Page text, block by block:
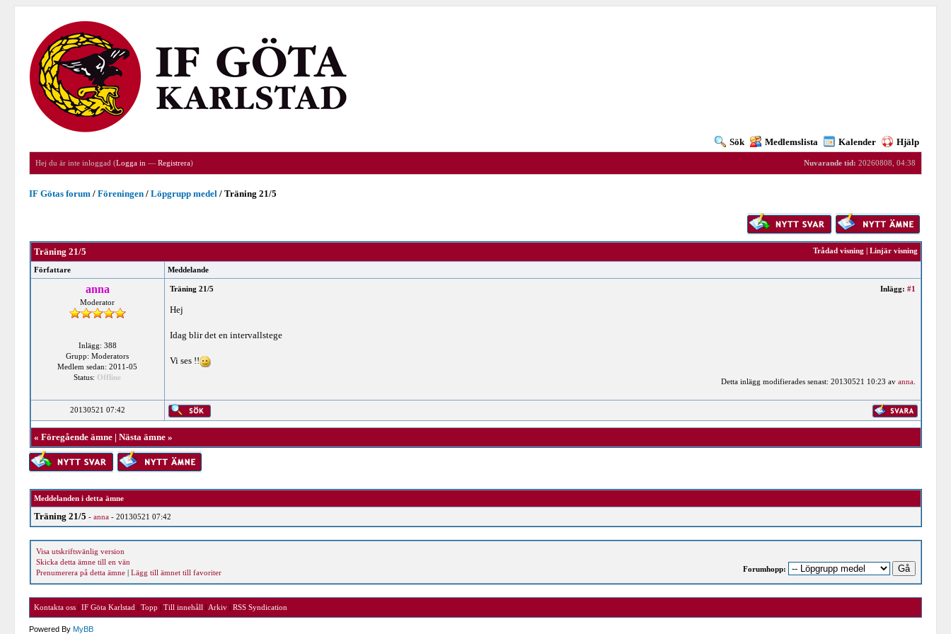
Sök Medlemslista Kalender Hjälp
Nuvarande tid: 20260808, 04:38
Hej du är inte inloggad (Logga in —Registrera)
IF Götas forum /Föreningen /Löpgrupp medel /Träning 21/5
Trådad visning | Linjär visning
Träning 21/5
Författare Meddelande
anna
Moderator
Inlägg: 388
Grupp: Moderators
Medlem sedan: 2011-05
Status: Offline
Inlägg: #1
Träning 21/5
Hej
Idag blir det en intervallstege
Vi ses !!
Detta inlägg modifierades senast: 20130521 10:23 av anna.
20130521 07:42
« Föregående ämne| Nästa ämne»
Meddelanden i detta ämne
Träning 21/5 - anna- 20130521 07:42
Visa utskriftsvänlig version
Skicka detta ämne till en vän
Prenumerera på detta ämne| Lägg till ämnet till favoriter Forumhopp:
Kontakta oss |IF Göta Karlstad |Topp |Till innehåll | Arkiv |RSS Syndication
Powered ByMyBB